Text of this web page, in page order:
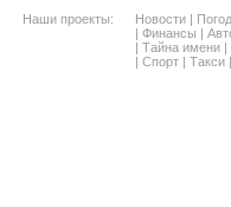
Наши проекты:
Новости |
| Финансы |
| Тайна имени |
| Спорт | Такси |